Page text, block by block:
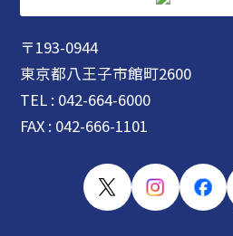
〒193-0944
東京都八王子市館町2600
TEL : 042-664-6000
FAX : 042-666-1101